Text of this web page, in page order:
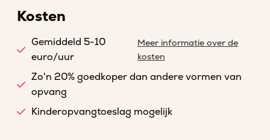
Kosten
Gemiddeld 5-10
euro/uur
Meer informatie over de
kosten
Zo'n 20% goedkoper dan andere vormen van
opvang
Kinderopvangtoeslag mogelijk